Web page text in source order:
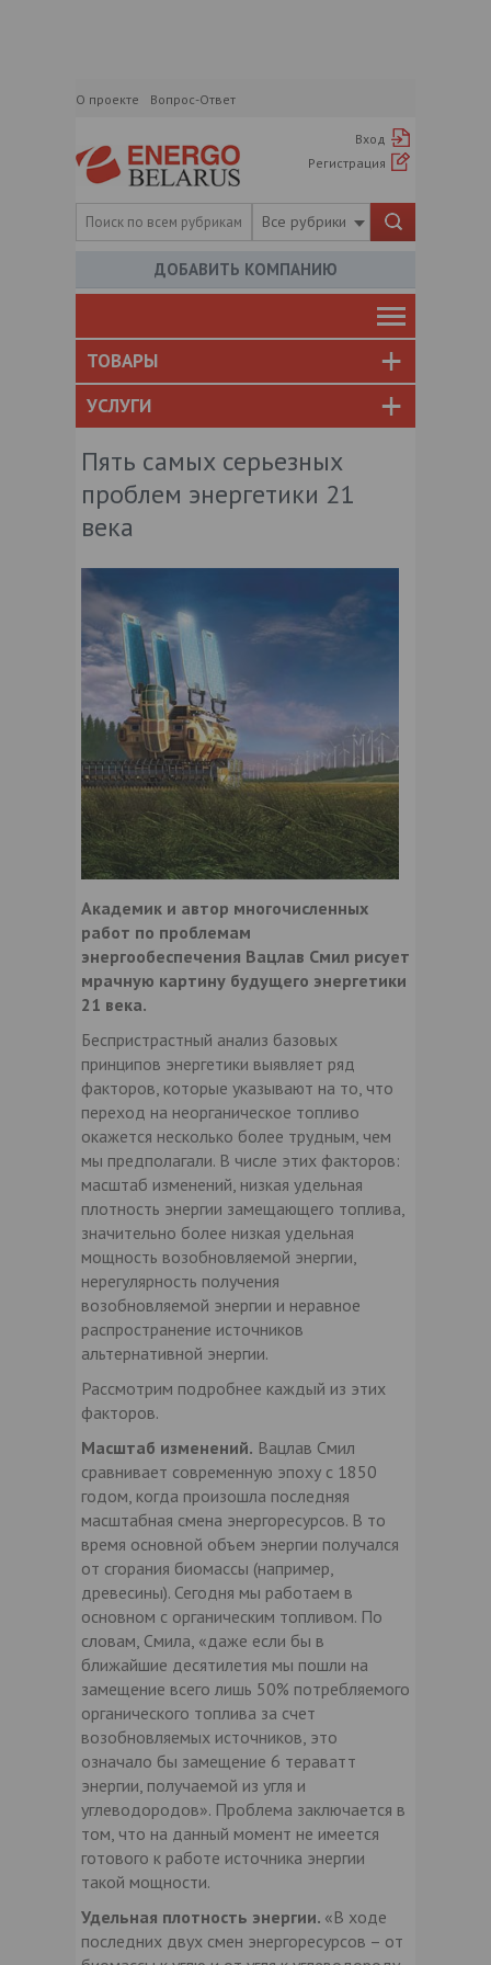
О проекте Вопрос-Ответ
Вход
Регистрация
Все рубрики
ДОБАВИТЬ КОМПАНИЮ
ТОВАРЫ
УСЛУГИ
Пять самых серьезных
проблем энергетики 21
века
Академик и автор многочисленных
работ по проблемам
энергообеспечения Вацлав Смил рисует
мрачную картину будущего энергетики
21 века.
Беспристрастный анализ базовых
принципов энергетики выявляет ряд
факторов, которые указывают на то, что
переход на неорганическое топливо
окажется несколько более трудным, чем
мы предполагали. В числе этих факторов:
масштаб изменений, низкая удельная
плотность энергии замещающего топлива,
значительно более низкая удельная
мощность возобновляемой энергии,
нерегулярность получения
возобновляемой энергии и неравное
распространение источников
альтернативной энергии.
Рассмотрим подробнее каждый из этих
факторов.
Масштаб изменений. Вацлав Смил
сравнивает современную эпоху с 1850
годом, когда произошла последняя
масштабная смена энергоресурсов. В то
время основной объем энергии получался
от сгорания биомассы (например,
древесины). Сегодня мы работаем в
основном с органическим топливом. По
словам, Смила, «даже если бы в
ближайшие десятилетия мы пошли на
замещение всего лишь 50% потребляемого
органического топлива за счет
возобновляемых источников, это
означало бы замещение 6 тераватт
энергии, получаемой из угля и
углеводородов». Проблема заключается в
том, что на данный момент не имеется
готового к работе источника энергии
такой мощности.
Удельная плотность энергии. «В ходе
последних двух смен энергоресурсов – от